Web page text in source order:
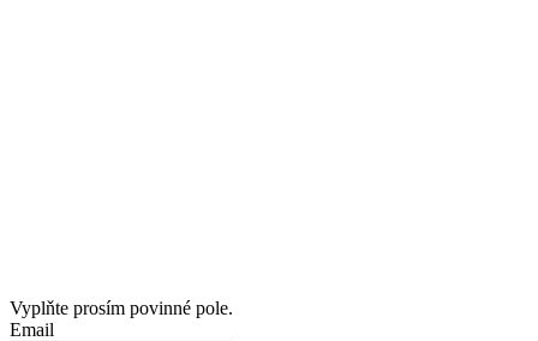
Vyplňte prosím povinné pole.
Email